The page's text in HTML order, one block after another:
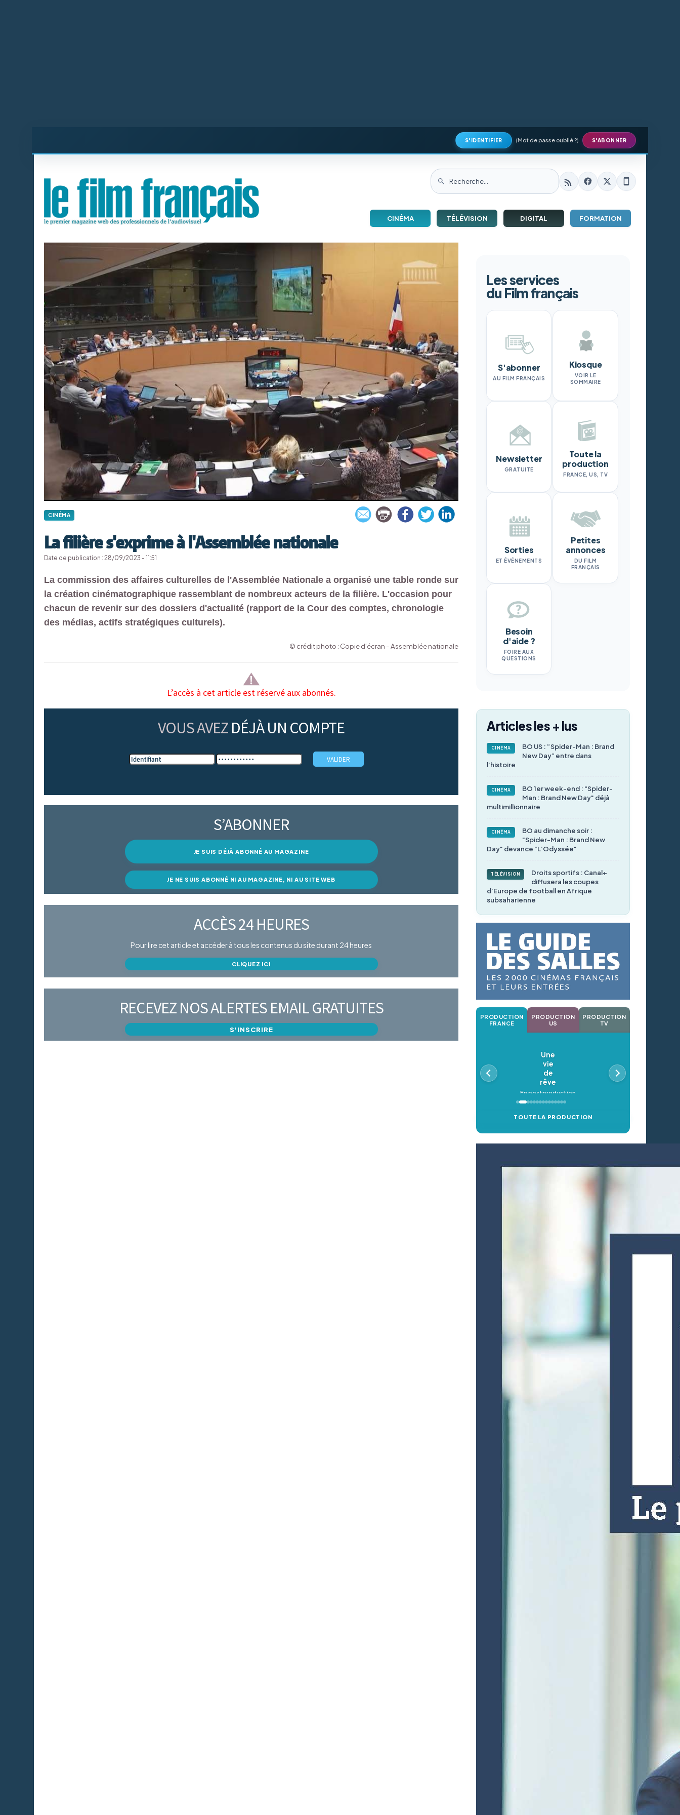
S'IDENTIFIER (Mot de passe oublié ?) S'ABONNER
CINÉMA TÉLÉVISION DIGITAL FORMATION
CINÉMA
La filière s'exprime à l'Assemblée nationale
Date de publication : 28/09/2023 - 11:51
La commission des affaires culturelles de l'Assemblée Nationale a organisé une table ronde sur
la création cinématographique rassemblant de nombreux acteurs de la filière. L'occasion pour
chacun de revenir sur des dossiers d'actualité (rapport de la Cour des comptes, chronologie
des médias, actifs stratégiques culturels).
© crédit photo : Copie d'écran - Assemblée nationale
L’accès à cet article est réservé aux abonnés.
VOUS AVEZ DÉJÀ UN COMPTE
S’ABONNER
JE SUIS DÉJÀ ABONNÉ AU MAGAZINE
JE NE SUIS ABONNÉ NI AU MAGAZINE, NI AU SITE WEB
ACCÈS 24 HEURES
Pour lire cet article et accéder à tous les contenus du site durant 24 heures
CLIQUEZ ICI
RECEVEZ NOS ALERTES EMAIL GRATUITES
S'INSCRIRE
Les services
du Film français
S'abonner
AU FILM FRANÇAIS
Kiosque
VOIR LE
SOMMAIRE
Newsletter
GRATUITE
Toute la
production
FRANCE, US, TV
Sorties
ET ÉVÉNEMENTS
Petites
annonces
DU FILM
FRANÇAIS
Besoin
d'aide ?
FOIRE AUX
QUESTIONS
Articles les + lus
CINÉMA
BO US : “Spider-Man : Brand
New Day” entre dans
l’histoire
CINÉMA
BO 1er week-end : "Spider-
Man : Brand New Day" déjà
multimillionnaire
CINÉMA
BO au dimanche soir :
"Spider-Man : Brand New
Day" devance "L’Odyssée"
TÉLÉVISION
Droits sportifs : Canal+
diffusera les coupes
d’Europe de football en Afrique
subsaharienne
PRODUCTION
FRANCE
PRODUCTION
US
PRODUCTION
TV
Une
vie
de
rêve
En postproduction
TOUTE LA PRODUCTION